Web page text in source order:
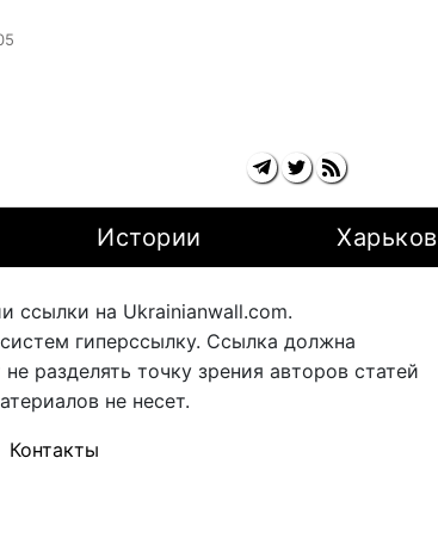
Истории Харьков
ссылки на Ukrainianwall.com.
гиперссылку. Ссылка должна
разделять точку зрения авторов статей
не несет.
Контакты